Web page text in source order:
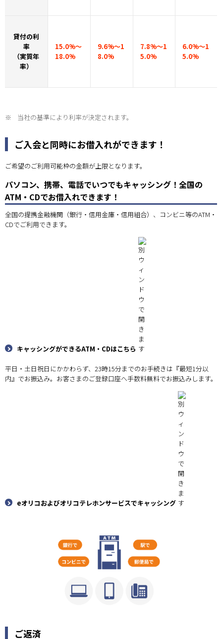
貸付の利
率
（実質年
率）
15.0%～
18.0%
9.6%～1
8.0%
7.8%～1
5.0%
6.0%～1
5.0%
※ 当社の基準により利率が決定されます。
ご入会と同時にお借入れができます！
ご希望のご利用可能枠の金額が上限となります。
パソコン、携帯、電話でいつでもキャッシング！全国の
ATM・CDでお借入れできます！
全国の提携金融機関（銀行・信用金庫・信用組合）、コンビニ等のATM・
CDでご利用できます。
キャッシングができるATM・CDはこちら
平日・土日祝日にかかわらず、23時15分までのお手続きは『最短1分以
内』でお振込み。お客さまのご登録口座へ手数料無料でお振込みします。
eオリコおよびオリコテレホンサービスでキャッシング
ご返済